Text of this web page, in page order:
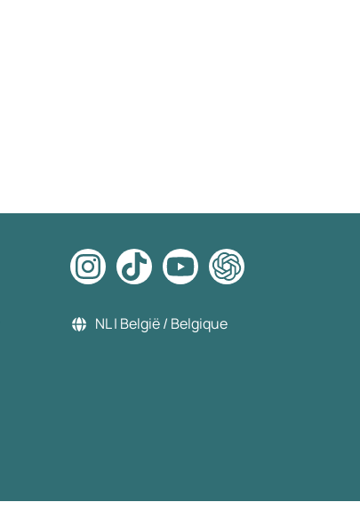
NL | België / Belgique